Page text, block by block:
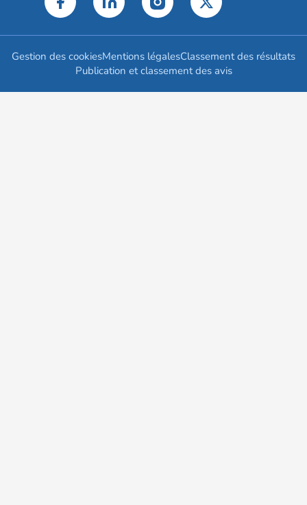
Gestion des cookiesMentions légalesClassement des résultats
Publication et classement des avis